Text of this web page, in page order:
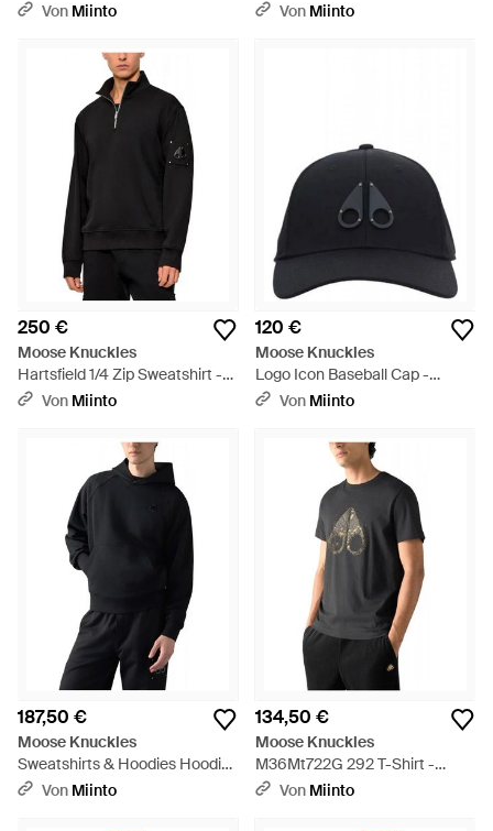
Von Miinto
Von Miinto
250 €
Moose Knuckles
Hartsfield 1/4 Zip Sweatshirt -
Schwarz
Von Miinto
120 €
Moose Knuckles
Logo Icon Baseball Cap -
Schwarz
Von Miinto
187,50 €
Moose Knuckles
Sweatshirts & Hoodies Hoodies
- Schwarz
Von Miinto
134,50 €
Moose Knuckles
M36Mt722G 292 T-Shirt -
Schwarz
Von Miinto